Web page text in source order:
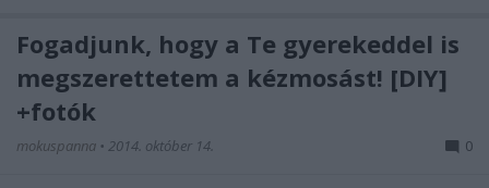
Fogadjunk, hogy a Te gyerekeddel is
megszerettetem a kézmosást! [DIY]
+fotók
mokuspanna • 2014. október 14. 0